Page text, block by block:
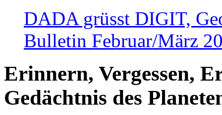
DADA grüsst DIGIT,
Bulletin Februar/März
Erinnern, Vergessen,
Gedächtnis des